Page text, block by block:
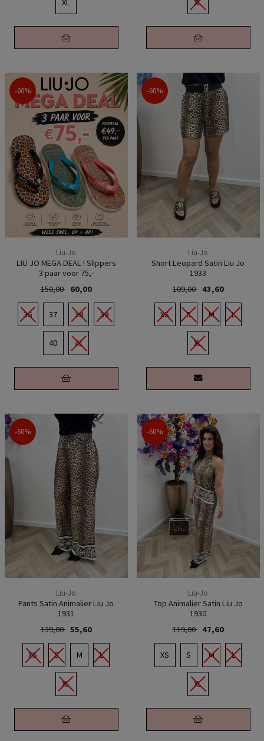
-60%
Liu-Jo
LIU JO MEGA DEAL ! Slippers
3 paar voor 75,-
150,00 60,00
36 37 38 39
40 41
-60%
Liu-Jo
Short Leopard Satin Liu Jo
1933
109,00 43,60
XS S M L
XL
-60%
Liu-Jo
Pants Satin Animalier Liu Jo
1931
139,00 55,60
XS S M L
XL
-60%
Liu-Jo
Top Animalier Satin Liu Jo
1930
119,00 47,60
XS S M L
XL